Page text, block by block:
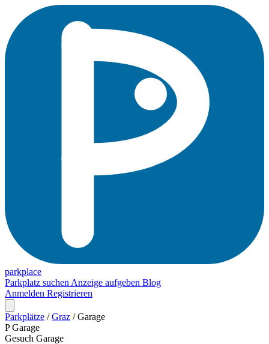
parkplace
Parkplatz suchen Anzeige aufgeben Blog
Anmelden Registrieren
Parkplätze / Graz / Garage
P Garage
Gesuch Garage